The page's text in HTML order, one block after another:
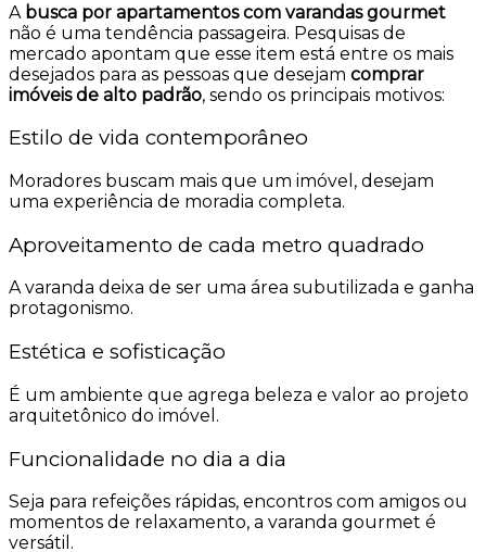
A busca por apartamentos com varandas gourmet
não é uma tendência passageira. Pesquisas de
mercado apontam que esse item está entre os mais
desejados para as pessoas que desejam comprar
imóveis de alto padrão, sendo os principais motivos:
Estilo de vida contemporâneo
Moradores buscam mais que um imóvel, desejam
uma experiência de moradia completa.
Aproveitamento de cada metro quadrado
A varanda deixa de ser uma área subutilizada e ganha
protagonismo.
Estética e sofisticação
É um ambiente que agrega beleza e valor ao projeto
arquitetônico do imóvel.
Funcionalidade no dia a dia
Seja para refeições rápidas, encontros com amigos ou
momentos de relaxamento, a varanda gourmet é
versátil.